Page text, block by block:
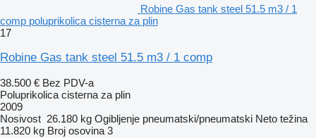
Robine Gas tank steel 51.5 m3 / 1
comp poluprikolica cisterna za plin
17
Robine Gas tank steel 51.5 m3 / 1 comp
38.500 € Bez PDV-a
Poluprikolica cisterna za plin
2009
Nosivost 26.180 kg Ogibljenje pneumatski/pneumatski Neto težina
11.820 kg Broj osovina 3